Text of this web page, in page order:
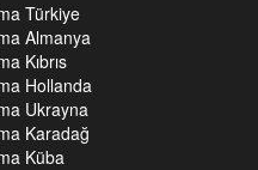
Türkiye
Almanya
Kıbrıs
Hollanda
Ukrayna
Karadağ
Küba